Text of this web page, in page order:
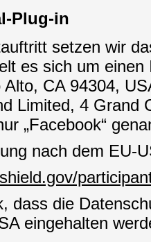
Plug-in
setzen wir
es sich um
CA 94304,
Limited, 4 Grand
„Facebook“
nach dem EU-
dass die
eingehalten